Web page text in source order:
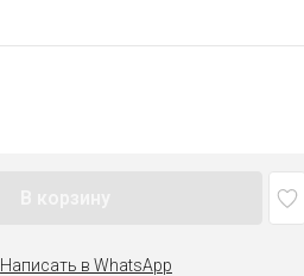
Написать в WhatsApp